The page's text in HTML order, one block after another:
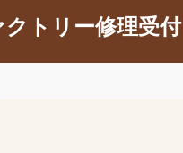
トリー修理受付